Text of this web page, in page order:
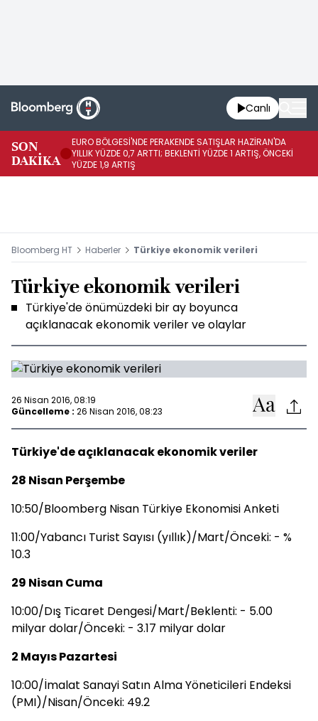
Canlı
SON
DAKİKA
EURO BÖLGESİ'NDE PERAKENDE SATIŞLAR HAZİRAN'DA
YILLIK YÜZDE 0,7 ARTTI; BEKLENTİ YÜZDE 1 ARTIŞ, ÖNCEKİ
YÜZDE 1,9 ARTIŞ
Bloomberg HT Haberler Türkiye ekonomik verileri
Türkiye ekonomik verileri
Türkiye'de önümüzdeki bir ay boyunca
açıklanacak ekonomik veriler ve olaylar
26 Nisan 2016, 08:19
Güncelleme : 26 Nisan 2016, 08:23
Türkiye'de açıklanacak ekonomik veriler
28 Nisan Perşembe
10:50/Bloomberg Nisan Türkiye Ekonomisi Anketi
11:00/Yabancı Turist Sayısı (yıllık)/Mart/Önceki: - %
10.3
29 Nisan Cuma
10:00/Dış Ticaret Dengesi/Mart/Beklenti: - 5.00
milyar dolar/Önceki: - 3.17 milyar dolar
2 Mayıs Pazartesi
10:00/İmalat Sanayi Satın Alma Yöneticileri Endeksi
(PMI)/Nisan/Önceki: 49.2